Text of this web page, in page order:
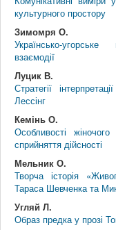
культурного простору
Зимомря О.
Українсько-
взаємодії
Луцик В.
Стратегії
Лессінг
Кемінь О.
Особливості
сприйняття дійсності
Мельник О.
Творча історія
Тараса Шевченка та
Угляй Л.
Образ предка у прозі